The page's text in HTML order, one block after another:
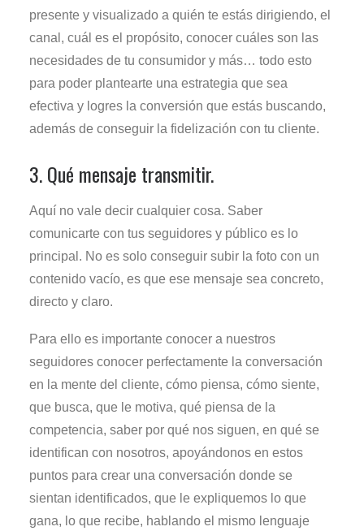
presente y visualizado a quién te estás dirigiendo, el
canal, cuál es el propósito, conocer cuáles son las
necesidades de tu consumidor y más… todo esto
para poder plantearte una estrategia que sea
efectiva y logres la conversión que estás buscando,
además de conseguir la fidelización con tu cliente.
3. Qué mensaje transmitir.
Aquí no vale decir cualquier cosa. Saber
comunicarte con tus seguidores y público es lo
principal. No es solo conseguir subir la foto con un
contenido vacío, es que ese mensaje sea concreto,
directo y claro.
Para ello es importante conocer a nuestros
seguidores conocer perfectamente la conversación
en la mente del cliente, cómo piensa, cómo siente,
que busca, que le motiva, qué piensa de la
competencia, saber por qué nos siguen, en qué se
identifican con nosotros, apoyándonos en estos
puntos para crear una conversación donde se
sientan identificados, que le expliquemos lo que
gana, lo que recibe, hablando el mismo lenguaje